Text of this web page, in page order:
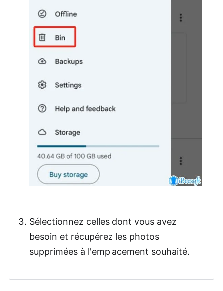
Sélectionnez celles dont vous avez
besoin et récupérez les photos
supprimées à l'emplacement souhaité.